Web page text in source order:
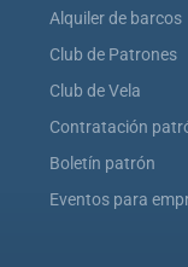
Alquiler de barcos
Club de Patrones
Club de Vela
Contratación
Boletín patrón
Eventos para